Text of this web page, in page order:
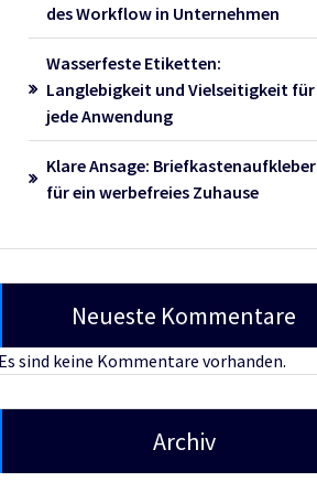
des Workflow in Unternehmen
Wasserfeste Etiketten:
Langlebigkeit und Vielseitigkeit für
jede Anwendung
Klare Ansage: Briefkastenaufkleber
für ein werbefreies Zuhause
Neueste Kommentare
Es sind keine Kommentare vorhanden.
Archiv